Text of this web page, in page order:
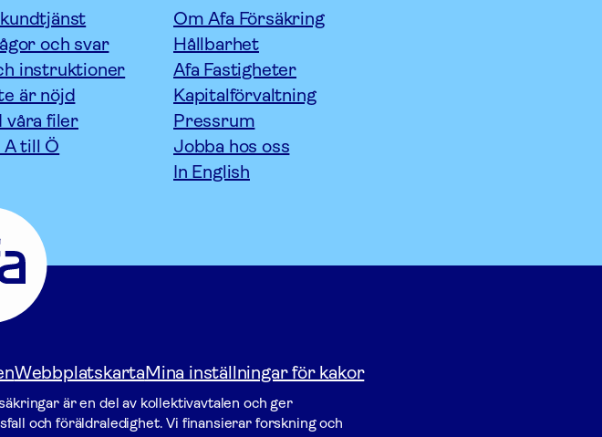
och svar
instruktioner
är nöjd
våra filer
till Ö
Om Afa Försäkring
Hållbarhet
Afa Fastigheter
Kapitalförvaltning
Pressrum
Jobba hos oss
In English
WebbplatskartaMina inställningar för kakor
är en del av kollektivavtalen och ger
och föräldraledighet. Vi finansierar forskning och